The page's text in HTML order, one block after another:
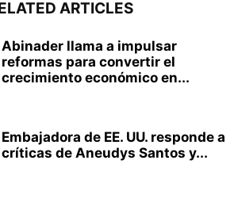
ARTICLES
Abinader llama a impulsar
reformas para convertir el
crecimiento económico en...
Embajadora de EE. UU. responde a
críticas de Aneudys Santos y...